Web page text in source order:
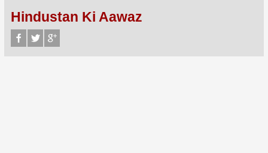
Hindustan Ki Aawaz